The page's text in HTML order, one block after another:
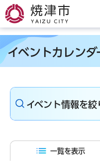
焼津市
イベントカレンダ
イベント情報を絞
一覧を表示